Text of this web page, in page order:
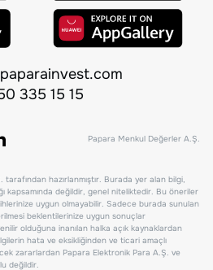
335 15 15
Papara Menkul Değerler A.Ş.
hazırlanmıştır. Burada yer alan bilgi,
kapsamında değildir, genel niteliktedir. Bu öneriler
uygun olmayabilir. Sadece burada sunulan
beklentilerinize uygun sonuçlar
olduğuna inanılan halka açık kaynaklardan
hata ve eksikliğinden ve ticari amaçlı
zararlardan Papara Elektronik Para A.Ş. ve
değildir.